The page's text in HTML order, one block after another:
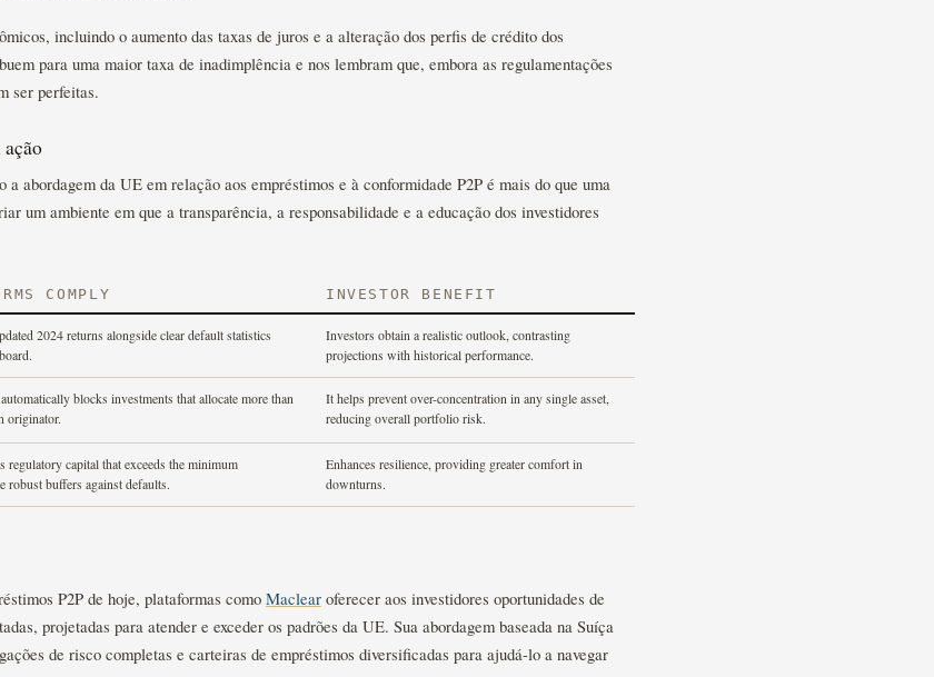
incluindo o aumento das taxas de juros e a alteração dos perfis de crédito dos
para uma maior taxa de inadimplência e nos lembram que, embora as regulamentações
ser perfeitas.
abordagem da UE em relação aos empréstimos e à conformidade P2P é mais do que uma
um ambiente em que a transparência, a responsabilidade e a educação dos investidores
COMPLY INVESTOR BENEFIT
2024 returns alongside clear default statistics
Investors obtain a realistic outlook, contrasting
projections with historical performance.
blocks investments that allocate more than
originator.
It helps prevent over-concentration in any single asset,
reducing overall portfolio risk.
regulatory capital that exceeds the minimum
robust buffers against defaults.
Enhances resilience, providing greater comfort in
downturns.
P2P de hoje, plataformas como Maclearoferecer aos investidores oportunidades de
projetadas para atender e exceder os padrões da UE. Sua abordagem baseada na Suíça
de risco completas e carteiras de empréstimos diversificadas para ajudá-lo a navegar